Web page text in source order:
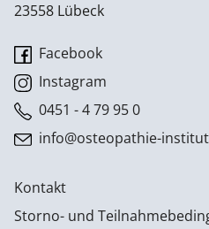
23558 Lübeck
Facebook
Instagram
0451 - 4 79 95 0
info@osteopathie-
Kontakt
Storno- und